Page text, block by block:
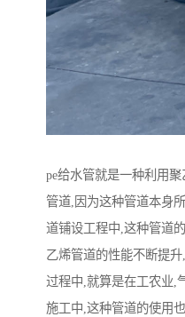
pe给水管就是一种利用
管道,因为这种管道本身
道铺设工程中,这种管道
乙烯管道的性能不断提
过程中,就算是在工农业,
施工中,这种管道的使用